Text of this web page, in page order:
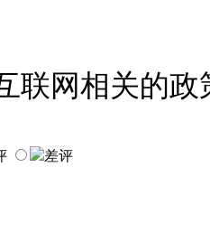
联网相关的
差评